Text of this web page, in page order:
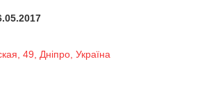
49, Дніпро, Україна